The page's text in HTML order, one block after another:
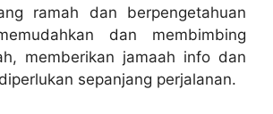
ramah dan berpengetahuan
dan membimbing
memberikan jamaah info dan
sepanjang perjalanan.